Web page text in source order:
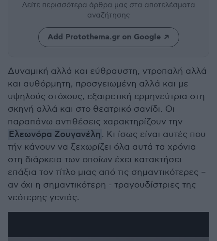
Δείτε περισσότερα άρθρα μας στα αποτελέσματα
αναζήτησης
Add Protothema.gr on Google
Δυναμική αλλά και εύθραυστη, ντροπαλή αλλά
και αυθόρμητη, προσγειωμένη αλλά και με
υψηλούς στόχους, εξαιρετική ερμηνεύτρια στη
σκηνή αλλά και στο θεατρικό σανίδι. Οι
παραπάνω αντιθέσεις χαρακτηρίζουν την
Ελεωνόρα Ζουγανέλη. Κι ίσως είναι αυτές που
τήν κάνουν να ξεχωρίζει όλα αυτά τα χρόνια
στη διάρκεια των οποίων έχει κατακτήσει
επάξια τον τίτλο μιας από τις σημαντικότερες –
αν όχι η σημαντικότερη - τραγουδίστριες της
νεότερης γενιάς.